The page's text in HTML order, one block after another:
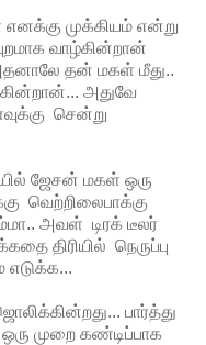
முக்கியம் என்று
வாழ்கின்றான்
தன் மகள் மீது..
அதுவே
சென்று
ஜேசன் மகள் ஒரு
வெற்றிலைபாக்கு
அவள் டிரக் டீலர்
திரியில் நெருப்பு
எடுக்க...
பார்த்து
முறை கண்டிப்பாக